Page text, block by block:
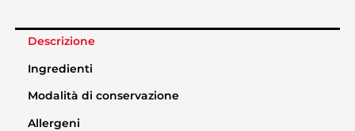
Descrizione
Ingredienti
Modalità di conservazione
Allergeni